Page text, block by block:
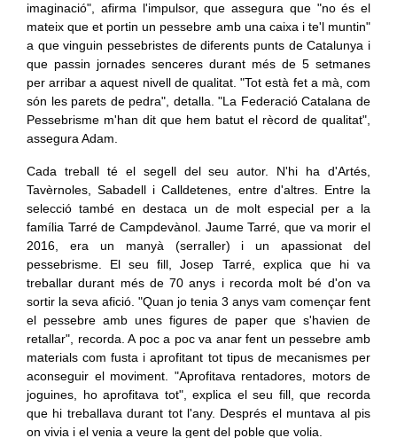
imaginació", afirma l'impulsor, que assegura que "no és el
mateix que et portin un pessebre amb una caixa i te'l muntin"
a que vinguin pessebristes de diferents punts de Catalunya i
que passin jornades senceres durant més de 5 setmanes
per arribar a aquest nivell de qualitat. "Tot està fet a mà, com
són les parets de pedra", detalla. "La Federació Catalana de
Pessebrisme m'han dit que hem batut el rècord de qualitat",
assegura Adam.
Cada treball té el segell del seu autor. N'hi ha d'Artés,
Tavèrnoles, Sabadell i Calldetenes, entre d'altres. Entre la
selecció també en destaca un de molt especial per a la
família Tarré de Campdevànol. Jaume Tarré, que va morir el
2016, era un manyà (serraller) i un apassionat del
pessebrisme. El seu fill, Josep Tarré, explica que hi va
treballar durant més de 70 anys i recorda molt bé d'on va
sortir la seva afició. "Quan jo tenia 3 anys vam començar fent
el pessebre amb unes figures de paper que s'havien de
retallar", recorda. A poc a poc va anar fent un pessebre amb
materials com fusta i aprofitant tot tipus de mecanismes per
aconseguir el moviment. "Aprofitava rentadores, motors de
joguines, ho aprofitava tot", explica el seu fill, que recorda
que hi treballava durant tot l'any. Després el muntava al pis
on vivia i el venia a veure la gent del poble que volia.